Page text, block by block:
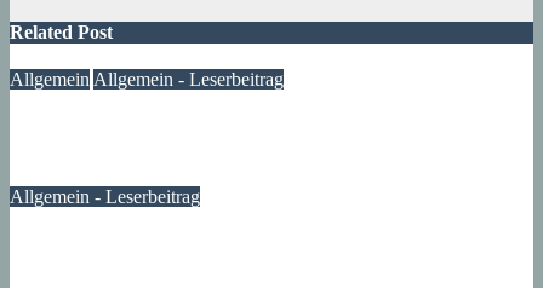
Related Post
Allgemein Allgemein - Leserbeitrag
Allgemein - Leserbeitrag